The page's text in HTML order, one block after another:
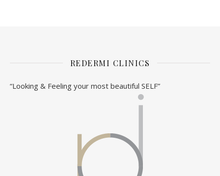
REDERMI CLINICS
“Looking & Feeling your most beautiful SELF”